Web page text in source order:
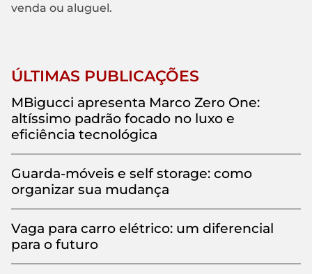
venda ou aluguel.
ÚLTIMAS PUBLICAÇÕES
MBigucci apresenta Marco Zero One:
altíssimo padrão focado no luxo e
eficiência tecnológica
Guarda-móveis e self storage: como
organizar sua mudança
Vaga para carro elétrico: um diferencial
para o futuro